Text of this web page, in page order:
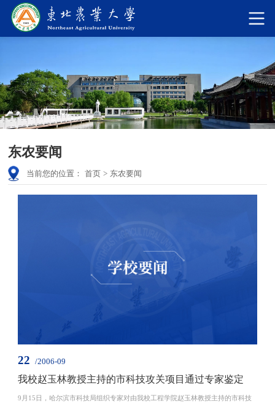
东农要闻
当前您的位置： 首页 > 东农要闻
22 /2006-09
我校赵玉林教授主持的市科技攻关项目通过专家鉴定
9月15日，哈尔滨市科技局组织专家对由我校工程学院赵玉林教授主持的市科技